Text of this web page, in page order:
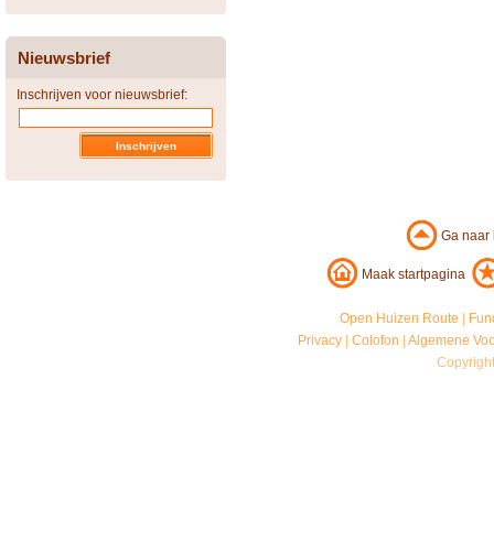
Nieuwsbrief
Inschrijven voor nieuwsbrief:
Ga
Maak startpagina
Open Huizen Route
Privacy |Colofon |Algemene